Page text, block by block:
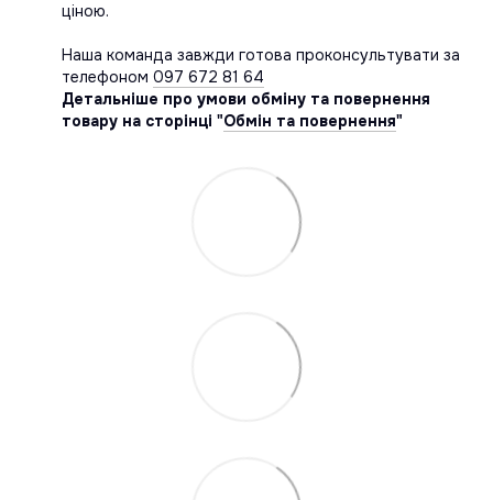
ціною.
Наша команда завжди готова проконсультувати за
телефоном 097 672 81 64
Детальніше про умови обміну та повернення
товару на сторінці "Обмін та повернення"